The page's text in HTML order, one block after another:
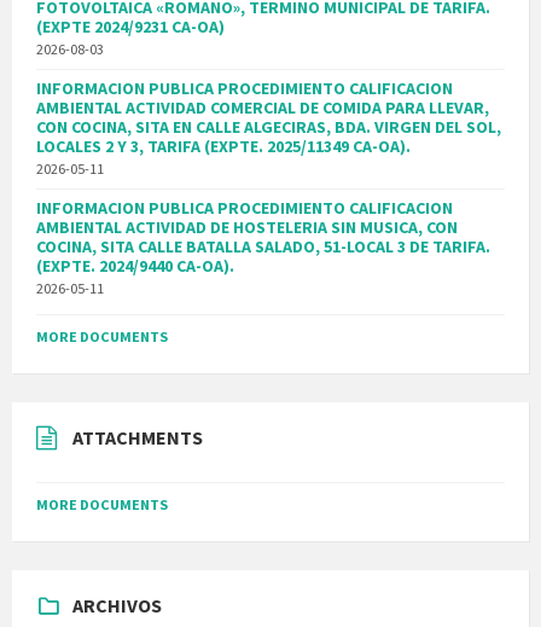
FOTOVOLTAICA «ROMANO», TERMINO MUNICIPAL DE TARIFA.
(EXPTE 2024/9231 CA-OA)
2026-08-03
INFORMACION PUBLICA PROCEDIMIENTO CALIFICACION
AMBIENTAL ACTIVIDAD COMERCIAL DE COMIDA PARA LLEVAR,
CON COCINA, SITA EN CALLE ALGECIRAS, BDA. VIRGEN DEL SOL,
LOCALES 2 Y 3, TARIFA (EXPTE. 2025/11349 CA-OA).
2026-05-11
INFORMACION PUBLICA PROCEDIMIENTO CALIFICACION
AMBIENTAL ACTIVIDAD DE HOSTELERIA SIN MUSICA, CON
COCINA, SITA CALLE BATALLA SALADO, 51-LOCAL 3 DE TARIFA.
(EXPTE. 2024/9440 CA-OA).
2026-05-11
MORE DOCUMENTS
ATTACHMENTS
MORE DOCUMENTS
ARCHIVOS